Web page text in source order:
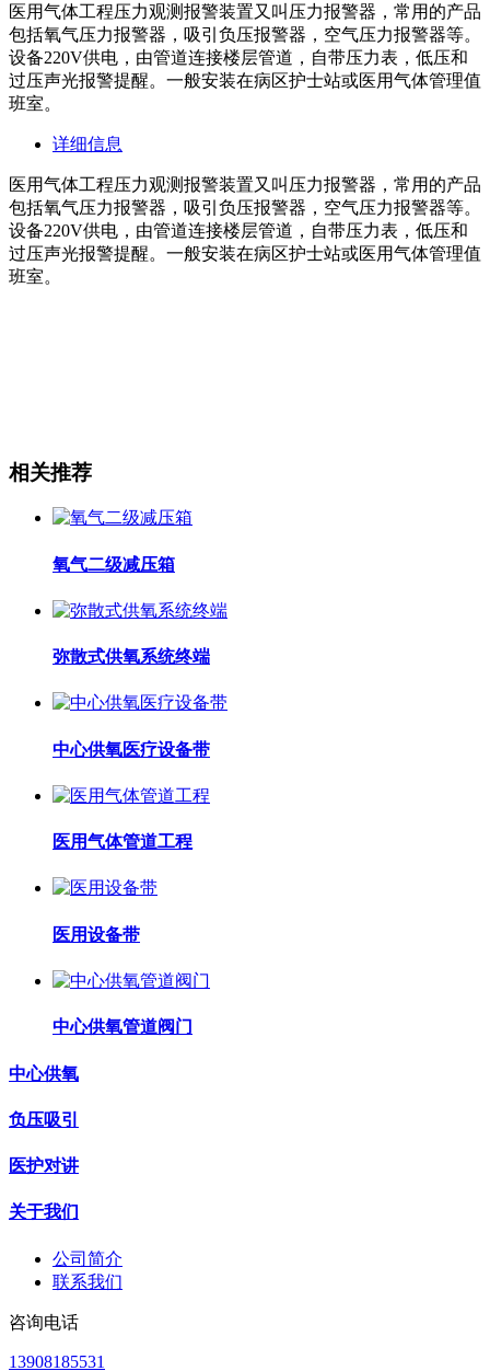
医用气体工程压力观测报警装置又叫压力报警器，常用的产品
包括氧气压力报警器，吸引负压报警器，空气压力报警器等。
设备220V供电，由管道连接楼层管道，自带压力表，低压和
过压声光报警提醒。一般安装在病区护士站或医用气体管理值
班室。
详细信息
医用气体工程压力观测报警装置又叫压力报警器，常用的产品
包括氧气压力报警器，吸引负压报警器，空气压力报警器等。
设备220V供电，由管道连接楼层管道，自带压力表，低压和
过压声光报警提醒。一般安装在病区护士站或医用气体管理值
班室。
相关推荐
氧气二级减压箱
弥散式供氧系统终端
中心供氧医疗设备带
医用气体管道工程
医用设备带
中心供氧管道阀门
中心供氧
负压吸引
医护对讲
关于我们
公司简介
联系我们
咨询电话
13908185531